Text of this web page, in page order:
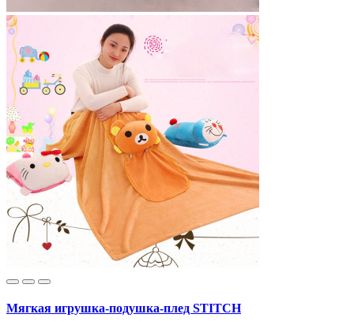
Мягкая игрушка-подушка-плед STITCH